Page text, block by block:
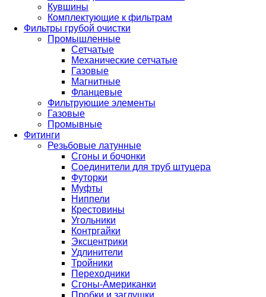
Кувшины
Комплектующие к фильтрам
Фильтры грубой очистки
Промышленные
Сетчатые
Механические сетчатые
Газовые
Магнитные
Фланцевые
Фильтрующие элементы
Газовые
Промывные
Фитинги
Резьбовые латунные
Сгоны и бочонки
Соединители для труб штуцера
Футорки
Муфты
Ниппели
Крестовины
Угольники
Контргайки
Эксцентрики
Удлинители
Тройники
Переходники
Сгоны-Американки
Пробки и заглушки